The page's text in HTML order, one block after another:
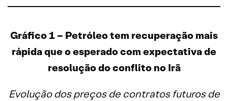
Gráfico 1 – Petróleo tem recuperação mais
rápida que o esperado com expectativa de
resolução do conflito no Irã
Evolução dos preços de contratos futuros de